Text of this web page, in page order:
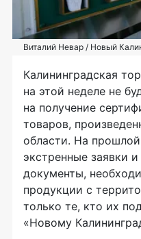
Виталий Невар / Новый
Калининградская
на этой неделе не
на получение
товаров,
области. На
экстренные заявки
документы,
продукции с
только те, кто их
«Новому